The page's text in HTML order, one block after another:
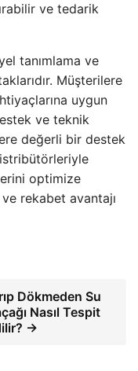
ve tedarik
tanımlama ve
Müşterilere
uygun
ve teknik
değerli bir destek
optimize
rekabet avantajı
Dökmeden Su
Nasıl Tespit
→